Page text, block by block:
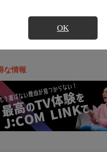
OK
すすめ番組
な情報